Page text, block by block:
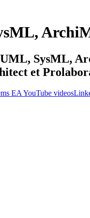
SysML,
et
EA YouTube videos